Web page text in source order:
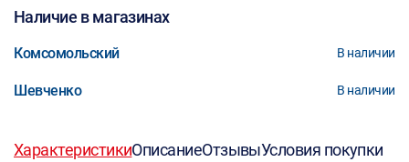
Наличие в магазинах
Комсомольский В наличии
Шевченко В наличии
ХарактеристикиОписаниеОтзывыУсловия покупки